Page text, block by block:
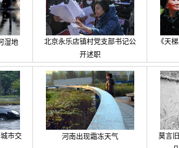
湿地
北京永乐店镇村党支部书记公
开述职
《天
市交
河南出现霜冻天气
莫言